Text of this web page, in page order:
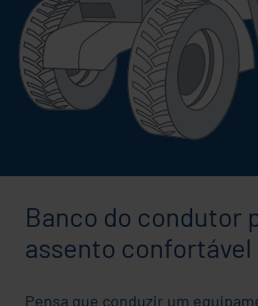
Banco do condutor
assento confortável
Pensa que conduzir um